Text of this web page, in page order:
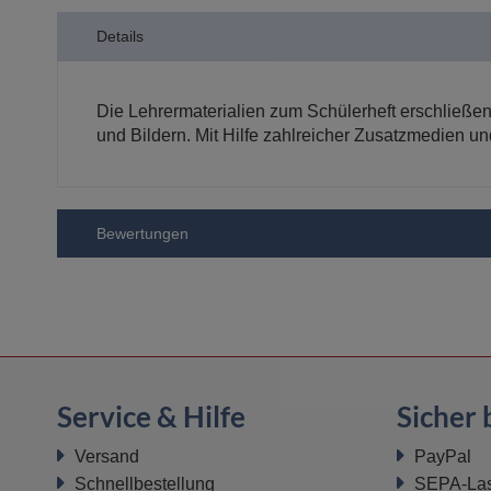
Bildergalerie
Details
Die Lehrermaterialien zum Schülerheft
und Bildern. Mit Hilfe zahlreicher Zusatzmedien
Bewertungen
Service & Hilfe
Versand
Schnellbestellung
Sicher
PayPal
SEPA-